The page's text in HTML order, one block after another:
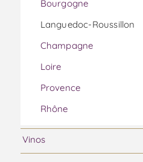
Bourgogne
Languedoc-Roussillon
Champagne
Loire
Provence
Rhône
Vino de Italia
Vino de Sudáfrica
Vinos